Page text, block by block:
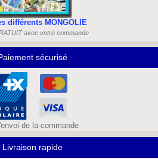
différents MONGOLIE
avec votre commande
sécurisé
de la commande
Livraison rapide